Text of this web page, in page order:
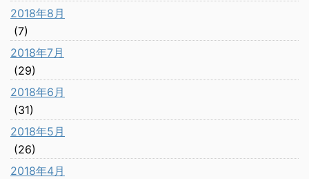
2018年8月
(7)
2018年7月
(29)
2018年6月
(31)
2018年5月
(26)
2018年4月